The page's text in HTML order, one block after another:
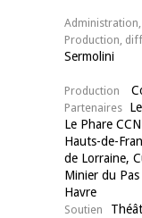
Production,
Sermolini
Production
Partenaires
Le Phare
Hauts-de-
de Lorraine,
Minier du Pas
Havre
Soutien